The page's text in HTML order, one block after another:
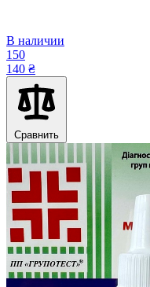
В наличии
150
140 ₴
Сравнить